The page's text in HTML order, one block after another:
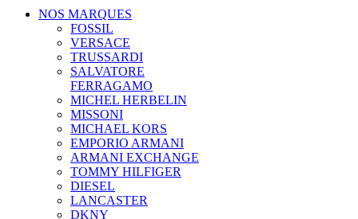
NOS MARQUES
FOSSIL
VERSACE
TRUSSARDI
SALVATORE
FERRAGAMO
MICHEL HERBELIN
MISSONI
MICHAEL KORS
EMPORIO ARMANI
ARMANI EXCHANGE
TOMMY HILFIGER
DIESEL
LANCASTER
DKNY